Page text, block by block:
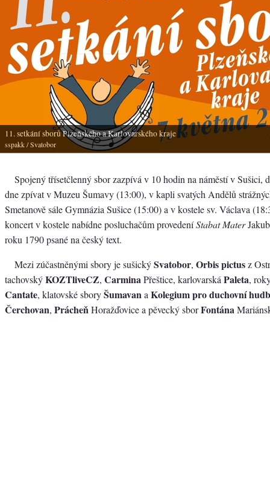
11. setkání sborů Plzeňského a Karlovarského kraje
sspakk/ Svatobor
Spojený třísetčlenný sbor zazpívá v 10 hodin na náměstí v Sušici,
dne zpívat v Muzeu Šumavy (13:00), v kapli svatých Andělů
Smetanově sále Gymnázia Sušice (15:00) a v kostele sv. Václava
koncert v kostele nabídne posluchačům provedeníStabat Mater
roku 1790 psané na český text.
Mezi zúčastněnými sbory je sušickýSvatobor, Orbis pictusz
tachovskýKOZTliveCZ, Carmina Přeštice, karlovarská Paleta,
Cantate, klatovské sboryŠumavan a Kolegium pro duchovní
Čerchovan, Prácheň Horažďovice a pěvecký sborFontána